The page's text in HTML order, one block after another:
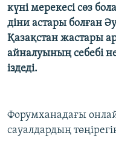
күні мерекесі сөз
діни астары болған
Қазақстан жастары
айналуының себебі
іздеді.
Форумханадағы
сауалдардың